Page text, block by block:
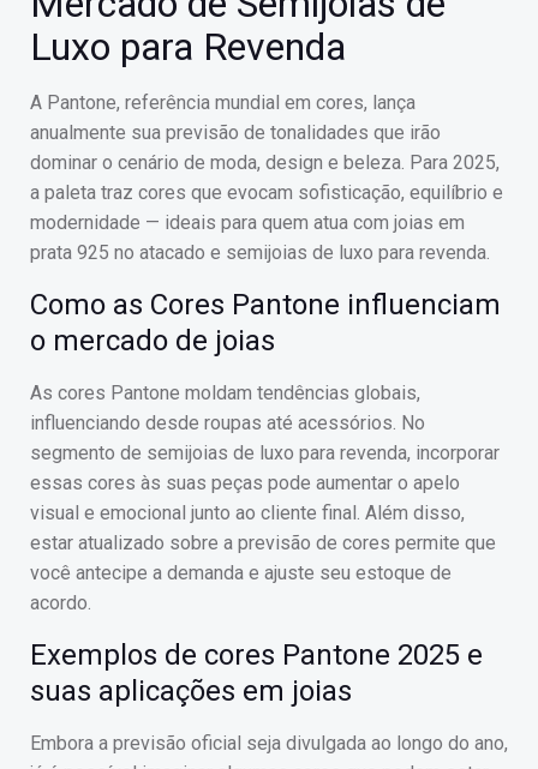
Luxo para Revenda
A Pantone, referência mundial em cores, lança
anualmente sua previsão de tonalidades que irão
dominar o cenário de moda, design e beleza. Para 2025,
a paleta traz cores que evocam sofisticação, equilíbrio e
modernidade — ideais para quem atua com joias em
prata 925 no atacado e semijoias de luxo para revenda.
Como as Cores Pantone influenciam
o mercado de joias
As cores Pantone moldam tendências globais,
influenciando desde roupas até acessórios. No
segmento de semijoias de luxo para revenda, incorporar
essas cores às suas peças pode aumentar o apelo
visual e emocional junto ao cliente final. Além disso,
estar atualizado sobre a previsão de cores permite que
você antecipe a demanda e ajuste seu estoque de
acordo.
Exemplos de cores Pantone 2025 e
suas aplicações em joias
Embora a previsão oficial seja divulgada ao longo do ano,